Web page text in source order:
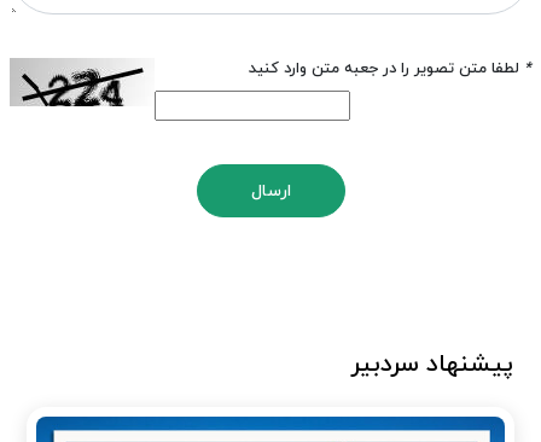
* لطفا متن تصویر را در جعبه متن وارد کنید
ارسال
پیشنهاد سردبیر